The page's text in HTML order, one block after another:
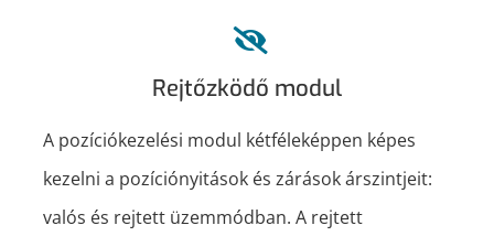
Rejtőzködő modul
A pozíciókezelési modul kétféleképpen képes
kezelni a pozíciónyitások és zárások árszintjeit:
valós és rejtett üzemmódban. A rejtett